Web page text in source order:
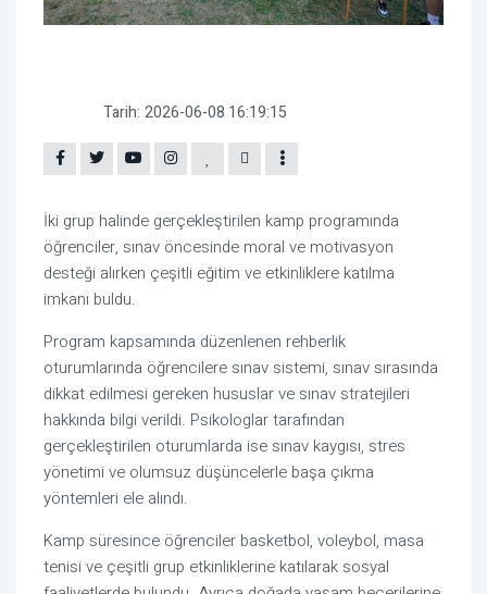
Tarih: 2026-06-08 16:19:15
İki grup halinde gerçekleştirilen kamp programında
öğrenciler, sınav öncesinde moral ve motivasyon
desteği alırken çeşitli eğitim ve etkinliklere katılma
imkanı buldu.
Program kapsamında düzenlenen rehberlik
oturumlarında öğrencilere sınav sistemi, sınav sırasında
dikkat edilmesi gereken hususlar ve sınav stratejileri
hakkında bilgi verildi. Psikologlar tarafından
gerçekleştirilen oturumlarda ise sınav kaygısı, stres
yönetimi ve olumsuz düşüncelerle başa çıkma
yöntemleri ele alındı.
Kamp süresince öğrenciler basketbol, voleybol, masa
tenisi ve çeşitli grup etkinliklerine katılarak sosyal